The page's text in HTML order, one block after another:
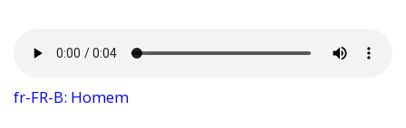
fr-FR-B: Homem